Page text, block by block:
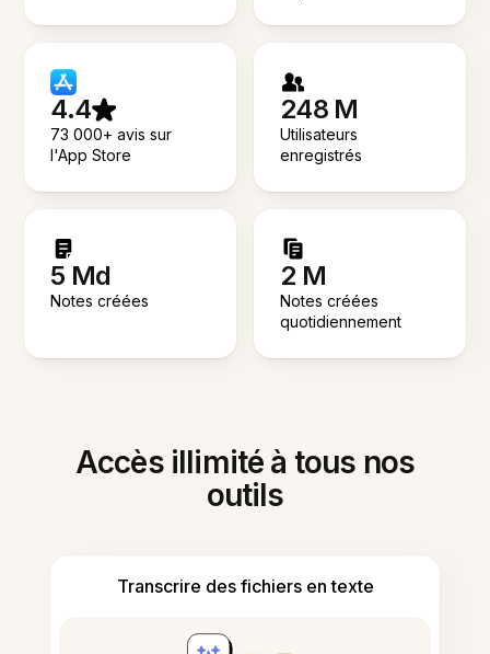
4.4
73 000+ avis sur
l'App Store
248 M
Utilisateurs
enregistrés
5 Md
Notes créées
2 M
Notes créées
quotidiennement
Accès illimité à tous nos
outils
Transcrire des fichiers en texte